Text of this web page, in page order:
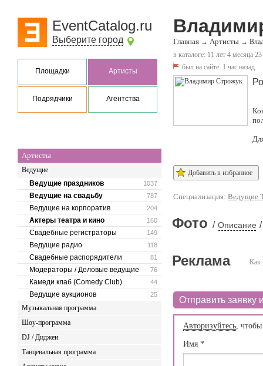
EventCatalog.ru
Выберите город
Площадки Артисты
Подрядчики Агентства
Артисты
Ведущие
1037
Ведущие праздников
787
Ведущие на свадьбу
204
Ведущие на корпоратив
160
Актеры театра и кино
149
Свадебные регистраторы
118
Ведущие радио
81
Свадебные распорядители
76
Модераторы / Деловые ведущие
44
Камеди клаб (Comedy Club)
25
Ведущие аукционов
Музыкальная программа
Шоу-программа
DJ / Диджеи
Танцевальная программа
Главная → Артисты →
в каталоге: 11 лет 4 месяца
был на сайте: 1 час назад
Добавить в избранное
Специализация: Ведущие
Фото / Описание /
Как
Реклама
Отправить заявку
Авторизуйтесь,
Имя *